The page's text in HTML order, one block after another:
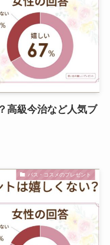
高級今治など人気ブ
バス・コスメのプレゼント